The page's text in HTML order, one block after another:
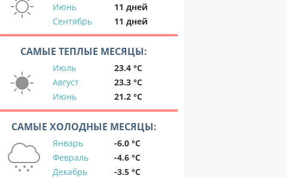
Июнь
11 дней
Сентябрь
11 дней
САМЫЕ ТЕПЛЫЕ МЕСЯЦЫ:
Июль
23.4 °C
Август
23.3 °C
Июнь
21.2 °C
САМЫЕ ХОЛОДНЫЕ МЕСЯЦЫ:
Январь
-6.0 °C
Февраль
-4.6 °C
Декабрь
-3.5 °C